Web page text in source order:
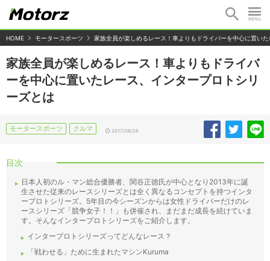
HOME モータースポーツ 家族全員が楽しめるレース！車よりもドライバーを中心に置い
家族全員が楽しめるレース！車よりもドライバ
ーを中心に置いたレース、インタープロトシリ
ーズとは
モータースポーツ クルマ 2017/06/26
目次
日本人初のル・マン総合優勝者、関谷正徳氏が中心となり2013年に誕
生させた従来のレースシリーズとは全く異なるコンセプトを持つインタ
ープロトシリーズ。5年目の今シーズンからは女性ドライバーだけのレ
ースシリーズ「競争女子！！」も併催され、まだまだ成長を続けていま
す。そんなインタープロトシリーズをご紹介します。
インタープロトシリーズってどんなレース？
「戦わせる」ために生まれたマシンKuruma